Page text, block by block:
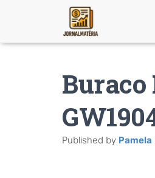
Buraco
Published by Pamela